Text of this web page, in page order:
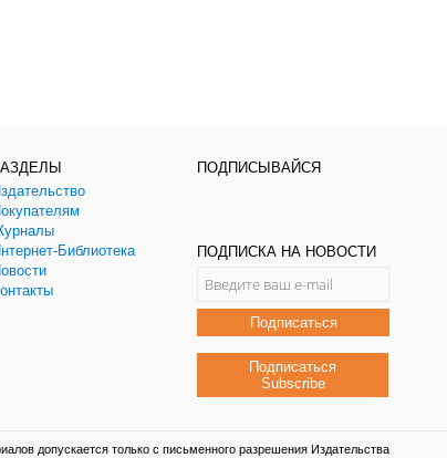
Библиотека
ПОДПИСЫВАЙСЯ
ПОДПИСКА НА НОВОСТИ
Подписаться
Подписаться
Subscribe
допускается только с письменного разрешения Издательства